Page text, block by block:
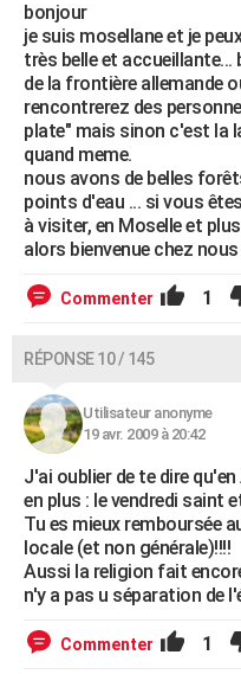
bonjour
je suis mosellane et je
très belle et
de la frontière allemande
rencontrerez des
plate" mais sinon c'est la
quand meme.
nous avons de belles
points d'eau ... si vous
à visiter, en Moselle et
alors bienvenue chez nous
Commenter 1
RÉPONSE 10 / 145
Utilisateur anonyme
19 avr. 2009 à 20:42
J'ai oublier de te dire
en plus : le vendredi saint
Tu es mieux remboursée
locale (et non générale)!!!!
Aussi la religion fait
n'y a pas u séparation de
Commenter 1